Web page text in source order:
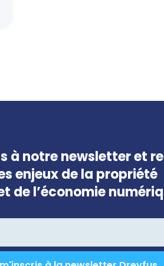
à notre newsletter et
enjeux de la propriété
de l’économie